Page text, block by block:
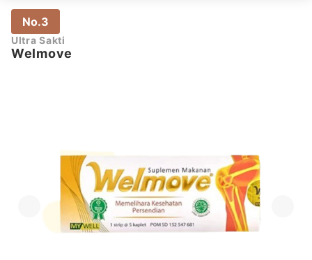
No.3
Ultra Sakti
Welmove